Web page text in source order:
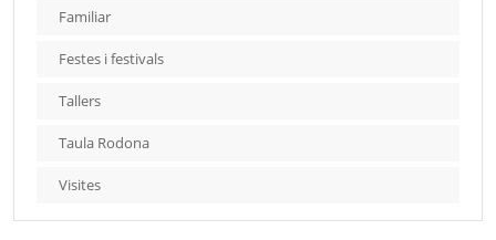
Familiar
Festes i festivals
Tallers
Taula Rodona
Visites